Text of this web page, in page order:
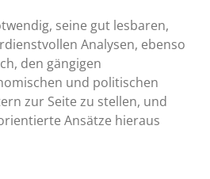
seine gut lesbaren,
Analysen, ebenso
den gängigen
und politischen
zur Seite zu stellen, und
Ansätze hieraus